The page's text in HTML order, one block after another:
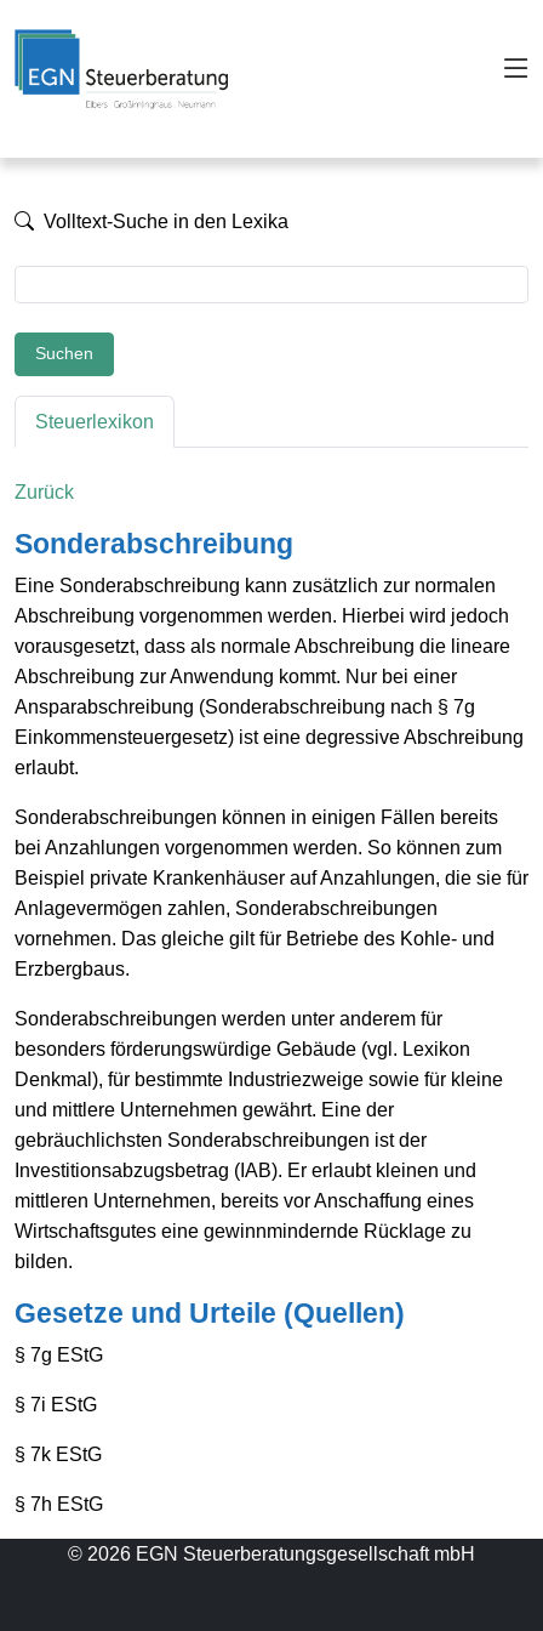
Volltext-Suche in den Lexika
Suchen
Steuerlexikon
Zurück
Sonderabschreibung
Eine Sonderabschreibung kann zusätzlich zur normalen
Abschreibung vorgenommen werden. Hierbei wird jedoch
vorausgesetzt, dass als normale Abschreibung die lineare
Abschreibung zur Anwendung kommt. Nur bei einer
Ansparabschreibung (Sonderabschreibung nach § 7g
Einkommensteuergesetz) ist eine degressive Abschreibung
erlaubt.
Sonderabschreibungen können in einigen Fällen bereits
bei Anzahlungen vorgenommen werden. So können zum
Beispiel private Krankenhäuser auf Anzahlungen, die sie für
Anlagevermögen zahlen, Sonderabschreibungen
vornehmen. Das gleiche gilt für Betriebe des Kohle- und
Erzbergbaus.
Sonderabschreibungen werden unter anderem für
besonders förderungswürdige Gebäude (vgl. Lexikon
Denkmal), für bestimmte Industriezweige sowie für kleine
und mittlere Unternehmen gewährt. Eine der
gebräuchlichsten Sonderabschreibungen ist der
Investitionsabzugsbetrag (IAB). Er erlaubt kleinen und
mittleren Unternehmen, bereits vor Anschaffung eines
Wirtschaftsgutes eine gewinnmindernde Rücklage zu
bilden.
Gesetze und Urteile (Quellen)
§ 7g EStG
§ 7i EStG
§ 7k EStG
§ 7h EStG
© 2026 EGN Steuerberatungsgesellschaft mbH